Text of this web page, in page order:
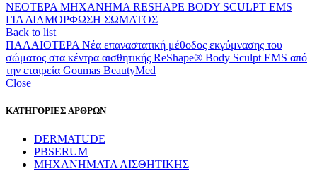
ΝΕΟΤΕΡΑ ΜΗΧΑΝΗΜΑ RESHAPE BODY SCULPT EMS
ΓΙΑ ΔΙΑΜΟΡΦΩΣΗ ΣΩΜΑΤΟΣ
Back to list
ΠΑΛΑΙΟΤΕΡΑ Νέα επαναστατική μέθοδος εκγύμνασης του
σώματος στα κέντρα αισθητικής ReShape® Βody Sculpt EMS από
την εταιρεία Goumas BeautyMed
Close
ΚΑΤΗΓΟΡΙΕΣ ΑΡΘΡΩΝ
DERMATUDE
PBSERUM
ΜΗΧΑΝΗΜΑΤΑ ΑΙΣΘΗΤΙΚΗΣ